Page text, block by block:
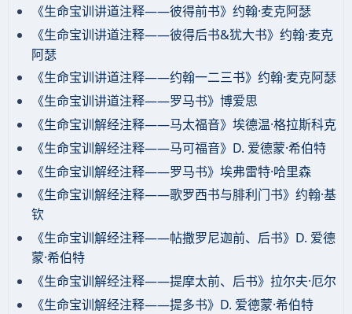
《生命宝训讲道注释——彼得前书》约翰·麦克阿瑟
《生命宝训讲道注释——彼得后书&犹大书》约翰·麦克
阿瑟
《生命宝训讲道注释——约翰一二三书》约翰·麦克阿瑟
《生命宝训讲道注释——罗马书》博爱思
《生命宝训解经注释——马太福音》埃德温·格拉斯科克
《生命宝训解经注释——马可福音》D. 爱德蒙·希伯特
《生命宝训解经注释——罗马书》埃弗雷特·哈里森
《生命宝训解经注释——歌罗西书与腓利门书》约翰·基
钦
《生命宝训解经注释——帖撒罗尼迦前、后书》D. 爱德
蒙·希伯特
《生命宝训解经注释——提摩太前、后书》拉尔夫·厄尔
《生命宝训解经注释——提多书》D. 爱德蒙·希伯特